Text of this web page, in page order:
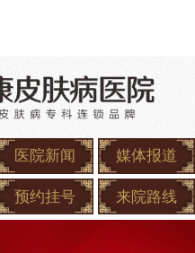
医院新闻 媒体报道
预约挂号 来院路线